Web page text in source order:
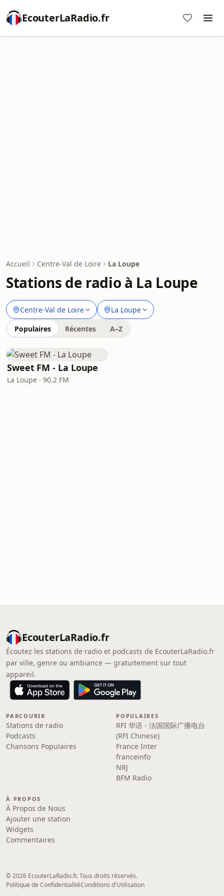
EcouterLaRadio.fr
Accueil Centre-Val de Loire La Loupe
Stations de radio à La Loupe
Centre-Val de Loire La Loupe
Populaires Récentes A–Z
Sweet FM - La Loupe
La Loupe · 90.2 FM
EcouterLaRadio.fr
Écoutez les stations de radio et podcasts de EcouterLaRadio.fr
par ville, genre ou ambiance — gratuitement sur tout
appareil.
PARCOURIR
Stations de radio
Podcasts
Chansons Populaires
POPULAIRES
RFI 华语 - 法国国际广播电台
(RFI Chinese)
France Inter
franceinfo
NRJ
BFM Radio
À PROPOS
À Propos de Nous
Ajouter une station
Widgets
Commentaires
© 2026 EcouterLaRadio.fr. Tous droits réservés.
Politique de ConfidentialitéConditions d'Utilisation